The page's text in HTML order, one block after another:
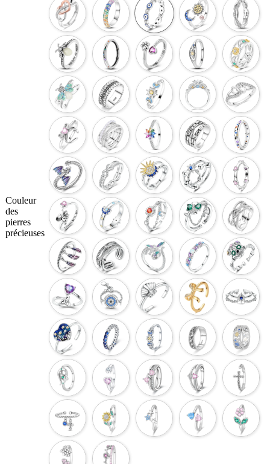
Couleur
des
pierres
précieuses